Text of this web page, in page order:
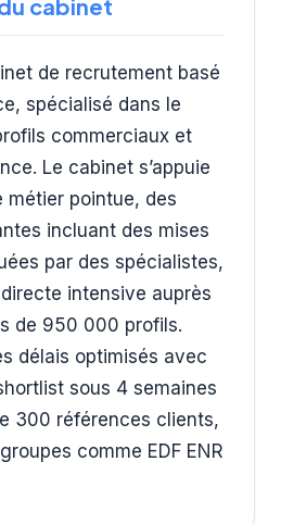
cabinet
de recrutement basé
spécialisé dans le
commerciaux et
Le cabinet s’appuie
métier pointue, des
incluant des mises
par des spécialistes,
intensive auprès
de 950 000 profils.
délais optimisés avec
sous 4 semaines
300 références clients,
comme EDF ENR